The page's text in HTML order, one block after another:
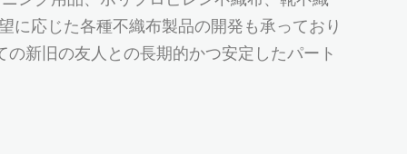
に応じた各種不織布製品の開発も承っており
新旧の友人との長期的かつ安定したパート